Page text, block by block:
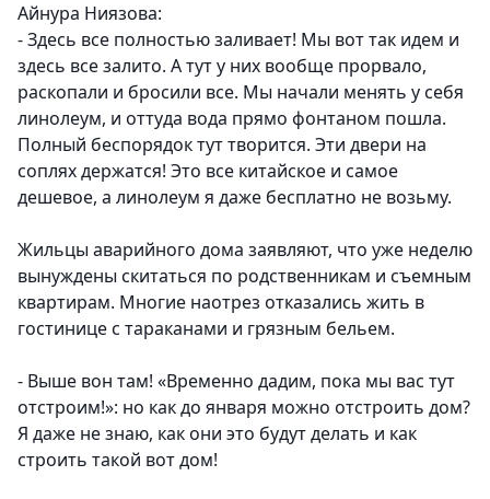
Айнура Ниязова:
- Здесь все полностью заливает! Мы вот так идем и
здесь все залито. А тут у них вообще прорвало,
раскопали и бросили все. Мы начали менять у себя
линолеум, и оттуда вода прямо фонтаном пошла.
Полный беспорядок тут творится. Эти двери на
соплях держатся! Это все китайское и самое
дешевое, а линолеум я даже бесплатно не возьму.
Жильцы аварийного дома заявляют, что уже неделю
вынуждены скитаться по родственникам и съемным
квартирам. Многие наотрез отказались жить в
гостинице с тараканами и грязным бельем.
- Выше вон там! «Временно дадим, пока мы вас тут
отстроим!»: но как до января можно отстроить дом?
Я даже не знаю, как они это будут делать и как
строить такой вот дом!